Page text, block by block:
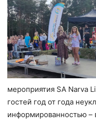
мероприятия SA Narva
гостей год от года
информированностью –